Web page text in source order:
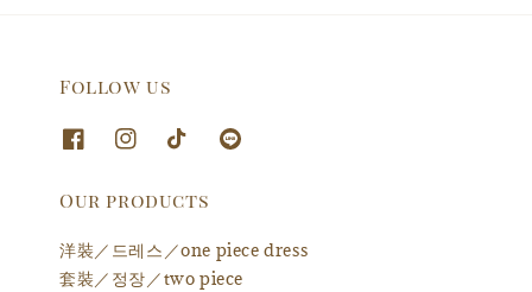
Follow us
Our products
洋裝／드레스／one piece dress
套裝／정장／two piece